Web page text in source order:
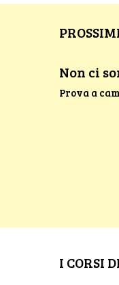
Non ci
Prova a
I CORSI